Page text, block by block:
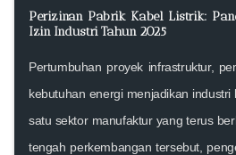
Perizinan Pabrik Kabel Listrik:
Izin Industri Tahun 2025
Pertumbuhan proyek infrastruktur,
kebutuhan energi menjadikan industri
satu sektor manufaktur yang terus
tengah perkembangan tersebut,